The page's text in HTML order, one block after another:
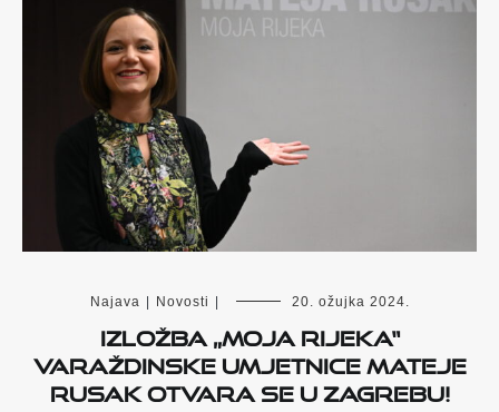
Najava Novosti 20. ožujka 2024.
Izložba „Moja Rijeka“
varaždinske umjetnice Mateje
Rusak otvara se u Zagrebu!